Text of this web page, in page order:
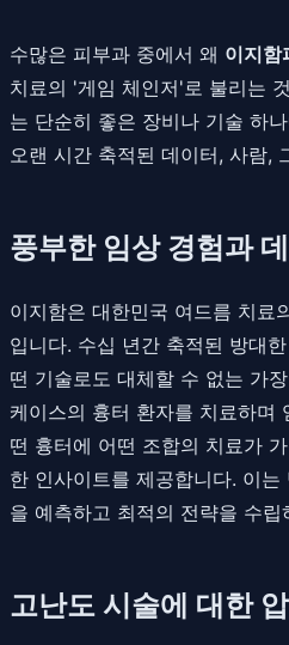
수많은 피부과 중에서 왜 이지함
치료의 '게임 체인저'로 불리는
는 단순히 좋은 장비나 기술 하
오랜 시간 축적된 데이터, 사람,
풍부한 임상 경험과
이지함은 대한민국 여드름 치료
입니다. 수십 년간 축적된 방대
떤 기술로도 대체할 수 없는 가
케이스의 흉터 환자를 치료하며
떤 흉터에 어떤 조합의 치료가
한 인사이트를 제공합니다. 이
을 예측하고 최적의 전략을 수립
고난도 시술에 대한